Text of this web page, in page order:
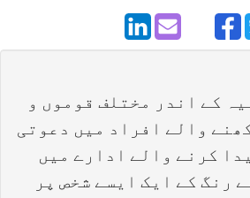
کے اندر مختلف قوموں و
والے افراد میں دعوتی
کرنے والے ادارے میں
رنگ کے ایک ایسے شخص پر